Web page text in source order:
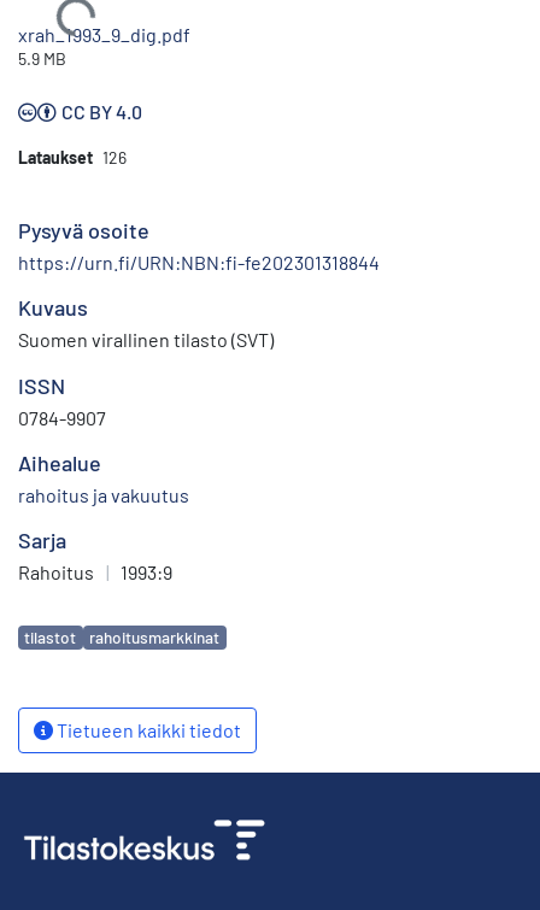
Ladataan...
xrah_1993_9_dig.pdf
5.9 MB
CC BY 4.0
Lataukset 126
Pysyvä osoite
https://urn.fi/URN:NBN:fi-fe202301318844
Kuvaus
Suomen virallinen tilasto (SVT)
ISSN
0784-9907
Aihealue
rahoitus ja vakuutus
Sarja
Rahoitus | 1993:9
Avainsanat
tilastot rahoitusmarkkinat
Tietueen kaikki tiedot